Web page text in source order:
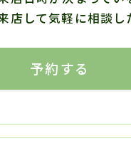
店して気軽に相談し
予約する